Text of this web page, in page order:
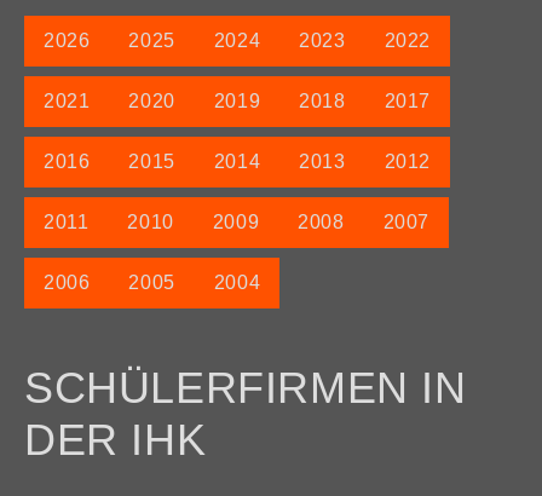
2026 2025 2024 2023 2022
2021 2020 2019 2018 2017
2016 2015 2014 2013 2012
2011 2010 2009 2008 2007
2006 2005 2004
SCHÜLERFIRMEN IN
DER IHK